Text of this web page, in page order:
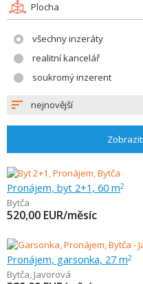
Plocha
všechny inzeráty
realitní kancelář
soukromý inzerent
nejnovější
Zobrazit
Pronájem, byt 2+1, 60 m2
Bytča
520,00 EUR/měsíc
Pronájem, garsonka, 27 m2
Bytča, Javorová